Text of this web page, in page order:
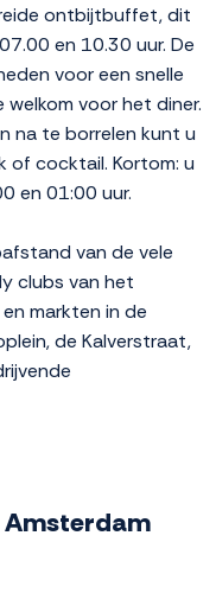
ontbijtbuffet, dit
en 10.30 uur. De
voor een snelle
voor het diner.
na te borrelen kunt u
of cocktail. Kortom: u
en 01:00 uur.
van de vele
clubs van het
markten in de
de Kalverstraat,
Amsterdam